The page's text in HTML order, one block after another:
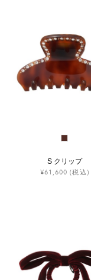
ヘアアレンジ
ヒストリー
ニュース
S クリップ
¥61,600 (税込)